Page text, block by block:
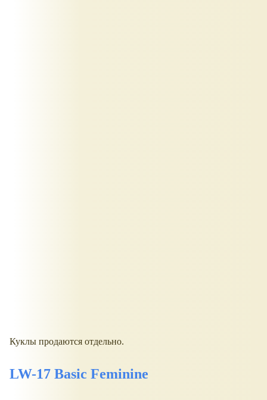
Куклы продаются отдельно.
LW-17 Basic Feminine